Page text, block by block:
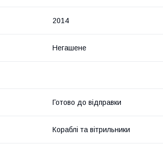
2014
Негашене
Готово до відправки
Кораблі та вітрильники